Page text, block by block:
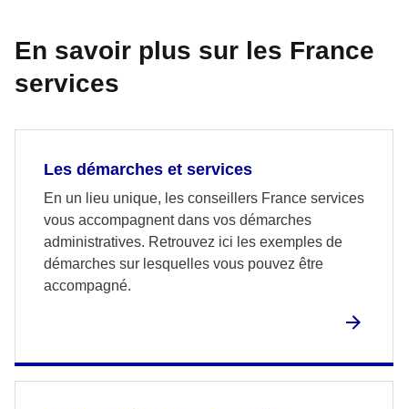
En savoir plus sur les France
services
Les démarches et services
En un lieu unique, les conseillers France services
vous accompagnent dans vos démarches
administratives. Retrouvez ici les exemples de
démarches sur lesquelles vous pouvez être
accompagné.